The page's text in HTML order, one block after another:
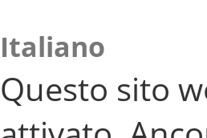
Italiano
Questo sito